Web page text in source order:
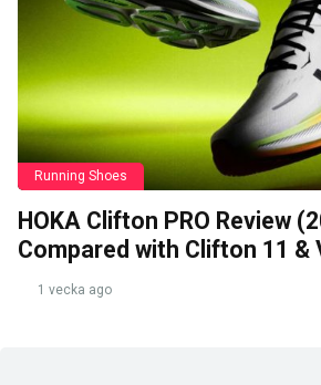
Running Shoes
HOKA Clifton PRO Review
Compared with Clifton 11 &
1 vecka ago